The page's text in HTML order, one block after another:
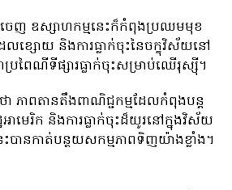
ាំចេញ ឧស្សាហកម្មនេះក៏កំពុងប្រឈមមុខ
លខ្សោយ និងការធ្លាក់ចុះនៃចក្ខុវិស័យនៅ
រពៃណីទីផ្សារធ្លាក់ចុះសម្រាប់ឈើរុស្ស៊ី។
ភាពតានតឹងពាណិជ្ជកម្មដែលកំពុងបន្ត
មេរិក និងការធ្លាក់ចុះដ៏យូរនៅក្នុងវិស័យ
នកាត់បន្ថយសកម្មភាពទិញយ៉ាងខ្លាំង។